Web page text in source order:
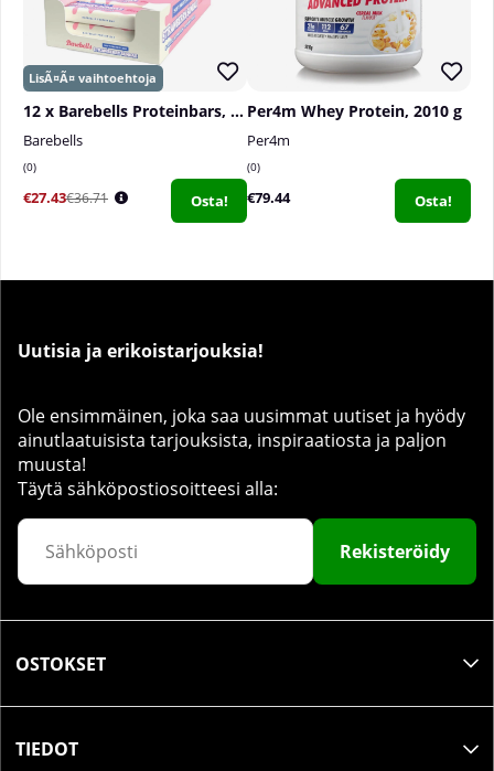
12 x Barebells Proteinbars, 55 g
Barebells
0
€27.43€36.71 Osta!
Per4m Whey Protein, 2010 g
Per4m
0
€79.44 Osta!
Uutisia ja erikoistarjouksia!
Ole ensimmäinen, joka saa uusimmat uutiset ja hyödy
ainutlaatuisista tarjouksista, inspiraatiosta ja paljon
muusta!
Täytä sähköpostiosoitteesi alla:
Rekisteröidy
OSTOKSET
TIEDOT